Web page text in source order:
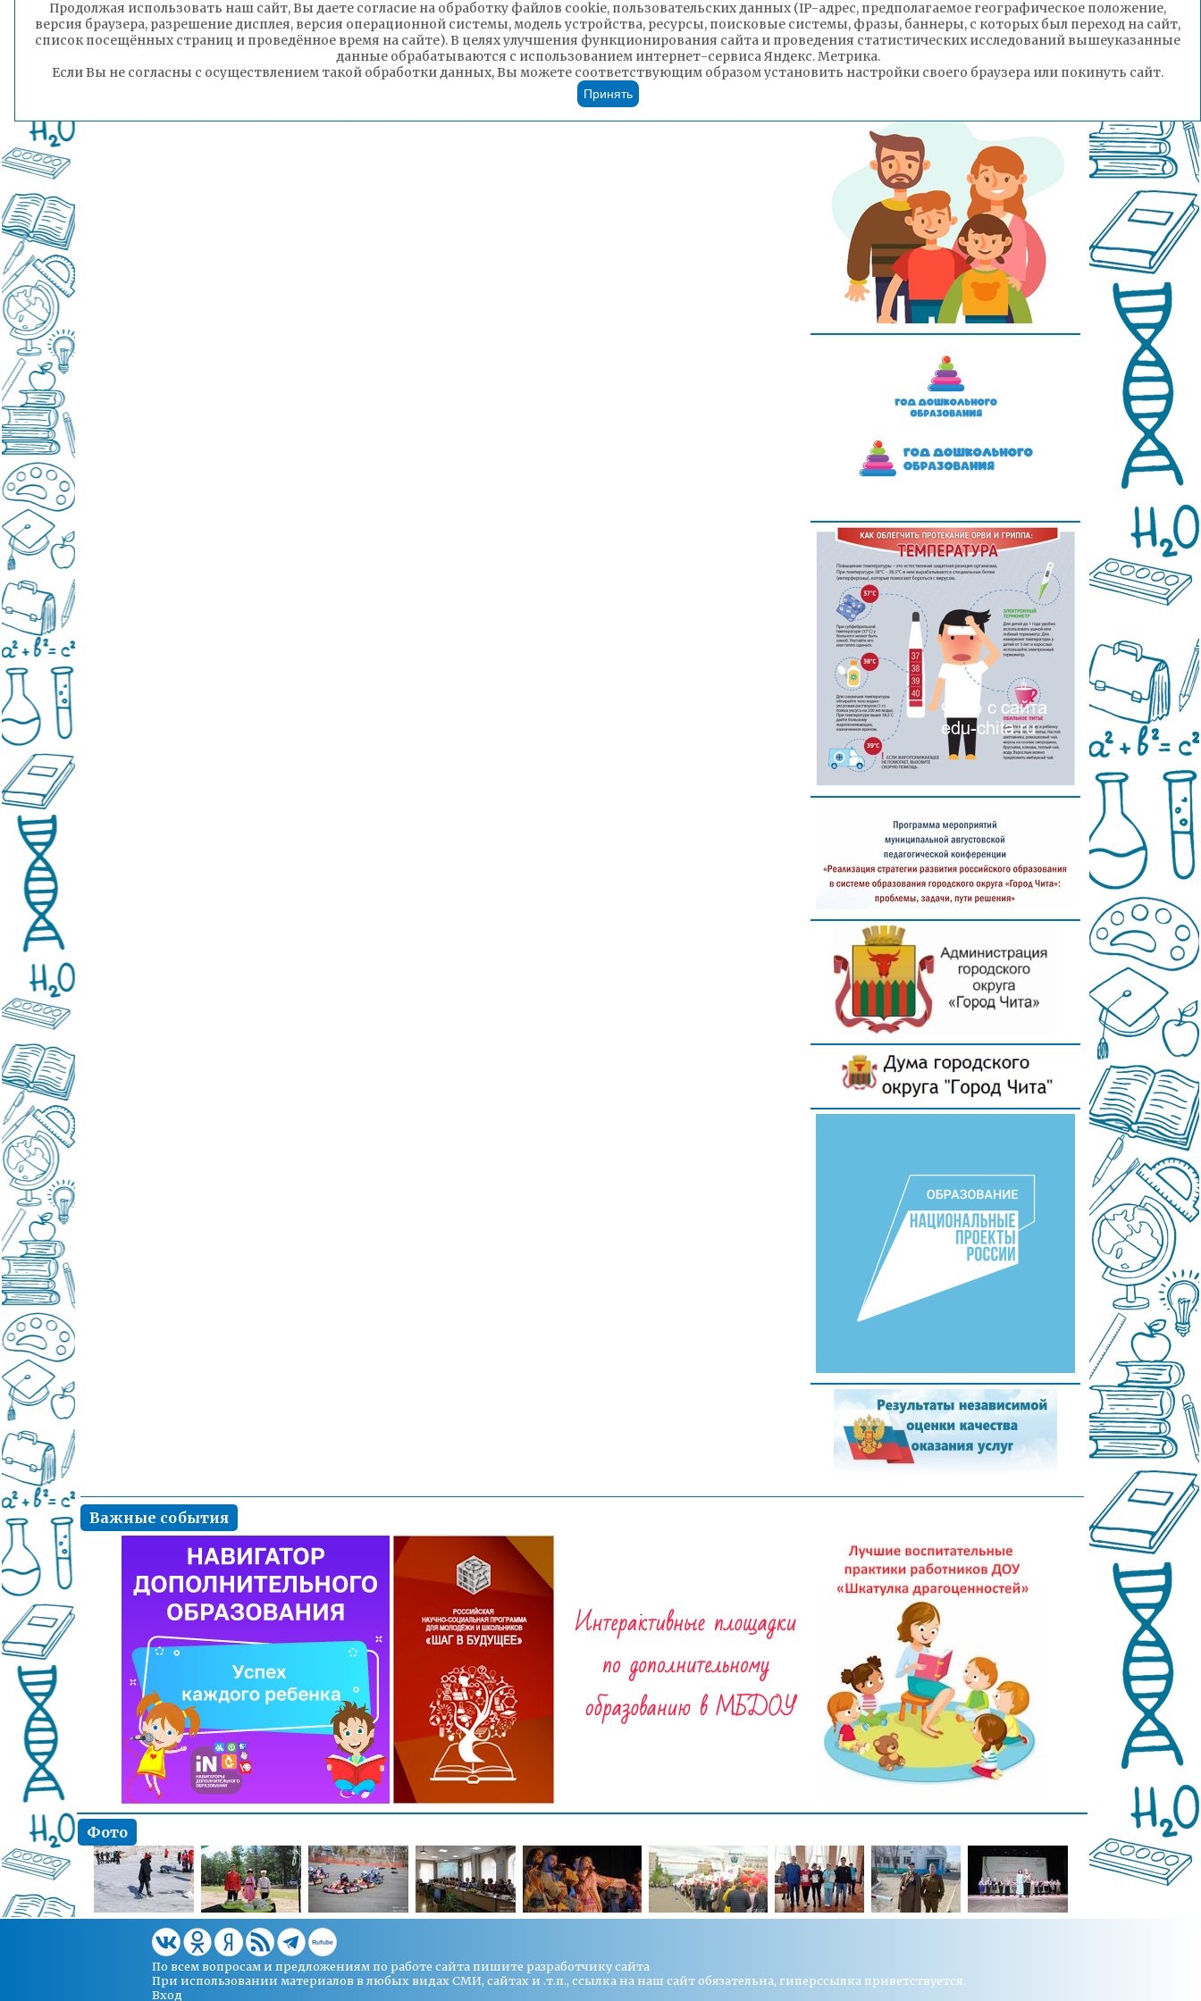
Важные события
Фото
По всем вопросам и предложениям по работе сайта пишите разработчику сайта
При использовании материалов в любых видах СМИ, сайтах и .т.п., ссылка на наш сайт обязательна, гиперссылка приветствуется.
Вход
Продолжая использовать наш сайт, Вы даете согласие на обработку файлов cookie, пользовательских данных (IP-адрес, предполагаемое географическое положение,
версия браузера, разрешение дисплея, версия операционной системы, модель устройства, ресурсы, поисковые системы, фразы, баннеры, с которых был переход на сайт,
список посещённых страниц и проведённое время на сайте). В целях улучшения функционирования сайта и проведения статистических исследований вышеуказанные
данные обрабатываются с использованием интернет-сервиса Яндекс. Метрика.
Если Вы не согласны с осуществлением такой обработки данных, Вы можете соответствующим образом установить настройки своего браузера или покинуть сайт.
Принять